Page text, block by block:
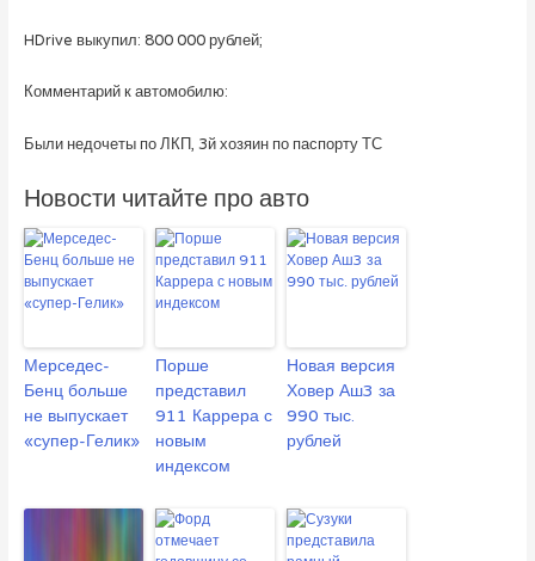
HDrive выкупил: 800 000 рублей;
Комментарий к автомобилю:
Были недочеты по ЛКП, 3й хозяин по паспорту ТС
Новости читайте про авто
Мерседес-
Бенц больше
не выпускает
«супер-Гелик»
Порше
представил
911 Каррера с
новым
индексом
Новая версия
Ховер Аш3 за
990 тыс.
рублей